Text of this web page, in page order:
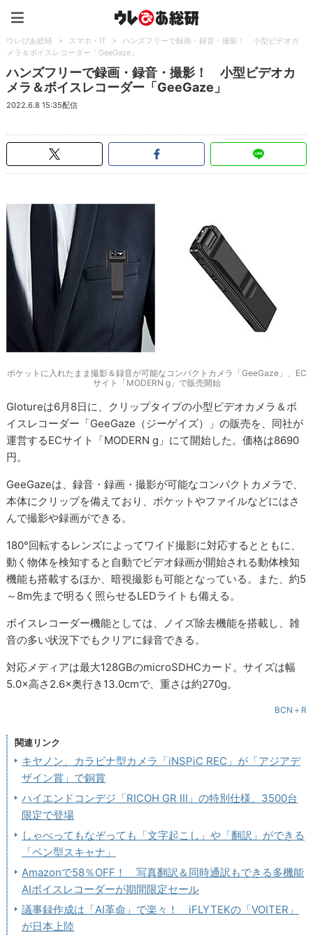
ウレぴあ総研 > スマホ・IT >
ハンズフリーで録画・録音・撮影！ 小型ビデオカ
メラ＆ボイスレコーダー「GeeGaze」
ハンズフリーで録画・録音・撮影！ 小型ビデオカ
メラ＆ボイスレコーダー「GeeGaze」
2022.6.8 15:35配信
ポケットに入れたまま撮影＆録音が可能なコンパクトカメラ「GeeGaze」、EC
サイト「MODERN g」で販売開始
Glotureは6月8日に、クリップタイプの小型ビデオカメラ＆ボ
イスレコーダー「GeeGaze（ジーゲイズ）」の販売を、同社が
運営するECサイト「MODERN g」にて開始した。価格は8690
円。
GeeGazeは、録音・録画・撮影が可能なコンパクトカメラで、
本体にクリップを備えており、ポケットやファイルなどにはさ
んで撮影や録画ができる。
180°回転するレンズによってワイド撮影に対応するとともに、
動く物体を検知すると自動でビデオ録画が開始される動体検知
機能も搭載するほか、暗視撮影も可能となっている。また、約5
～8m先まで明るく照らせるLEDライトも備える。
ボイスレコーダー機能としては、ノイズ除去機能を搭載し、雑
音の多い状況下でもクリアに録音できる。
対応メディアは最大128GBのmicroSDHCカード。サイズは幅
5.0×高さ2.6×奥行き13.0cmで、重さは約270g。
BCN＋R
関連リンク
キヤノン、カラビナ型カメラ「iNSPiC REC」が「アジアデ
ザイン賞」で銅賞
ハイエンドコンデジ「RICOH GR III」の特別仕様、3500台
限定で登場
しゃべってもなぞっても「文字起こし」や「翻訳」ができる
「ペン型スキャナ」
Amazonで58％OFF！ 写真翻訳＆同時通訳もできる多機能
AIボイスレコーダーが期間限定セール
議事録作成は「AI革命」で楽々！ iFLYTEKの「VOITER」
が日本上陸